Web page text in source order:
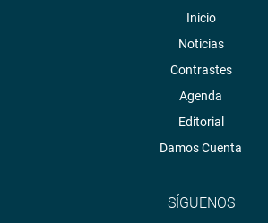
Inicio
Noticias
Contrastes
Agenda
Editorial
Damos Cuenta
SÍGUENOS